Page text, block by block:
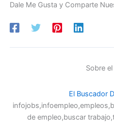
Dale Me Gusta y Comparte
Sobre
El Buscador
de empleo,buscar